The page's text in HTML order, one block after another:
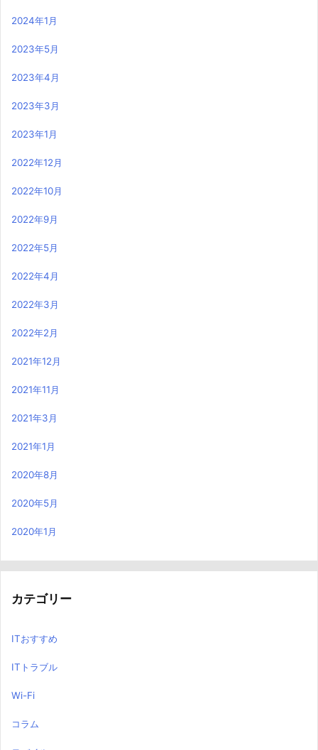
2024年1月
2023年5月
2023年4月
2023年3月
2023年1月
2022年12月
2022年10月
2022年9月
2022年5月
2022年4月
2022年3月
2022年2月
2021年12月
2021年11月
2021年3月
2021年1月
2020年8月
2020年5月
2020年1月
カテゴリー
ITおすすめ
ITトラブル
Wi-Fi
コラム